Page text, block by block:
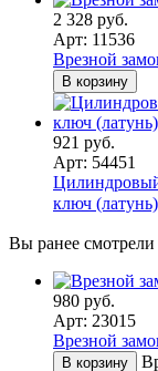
2 328 руб.
Арт: 11536
Врезной
В корзину
921 руб.
Арт: 54451
ключ (латунь)
Вы ранее смотрели
980 руб.
Арт: 23015
Врезной
В корзину